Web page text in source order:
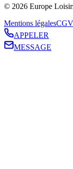
© 2026 Europe
Mentions légalesCGV
APPELER
MESSAGE